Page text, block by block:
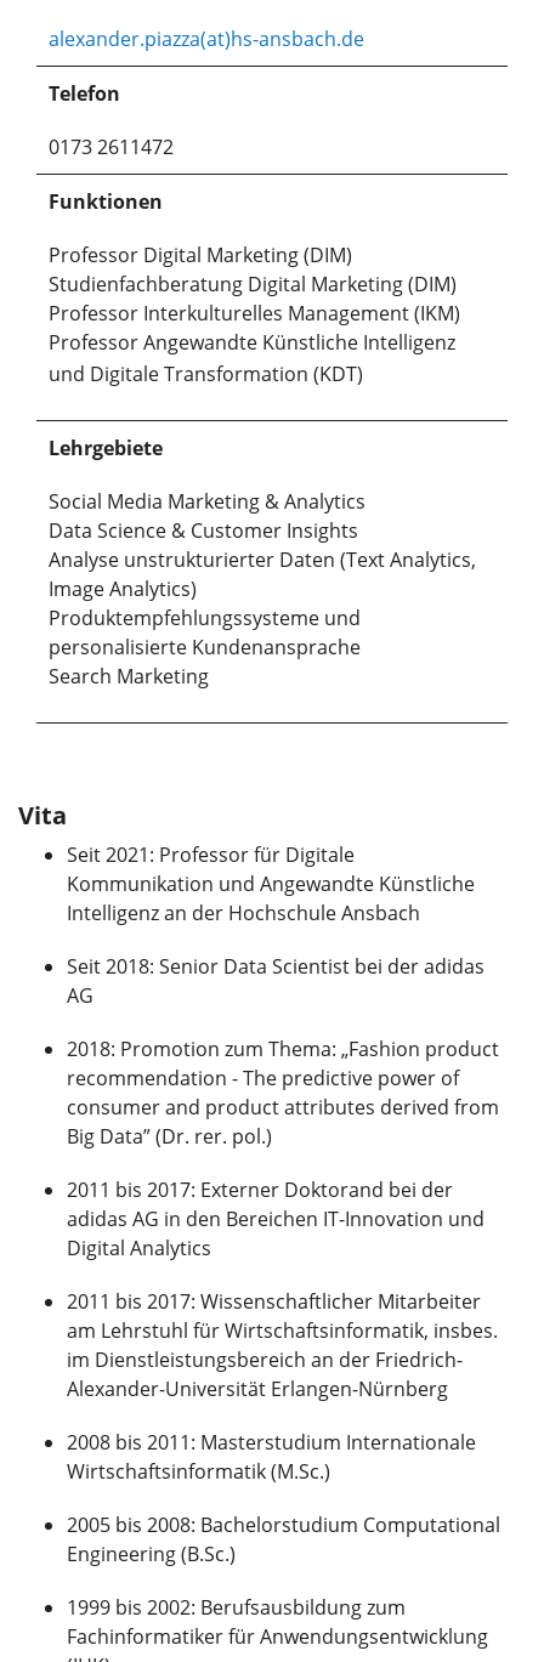
alexander.piazza(at)hs-ansbach.de
Telefon
0173 2611472
Funktionen
Professor Digital Marketing (DIM)
Studienfachberatung Digital Marketing (DIM)
Professor Interkulturelles Management (IKM)
Professor Angewandte Künstliche Intelligenz
und Digitale Transformation (KDT)
Lehrgebiete
Social Media Marketing & Analytics
Data Science & Customer Insights
Analyse unstrukturierter Daten (Text Analytics,
Image Analytics)
Produktempfehlungssysteme und
personalisierte Kundenansprache
Search Marketing
Vita
Seit 2021: Professor für Digitale
Kommunikation und Angewandte Künstliche
Intelligenz an der Hochschule Ansbach
Seit 2018: Senior Data Scientist bei der adidas
AG
2018: Promotion zum Thema: „Fashion product
recommendation - The predictive power of
consumer and product attributes derived from
Big Data” (Dr. rer. pol.)
2011 bis 2017: Externer Doktorand bei der
adidas AG in den Bereichen IT-Innovation und
Digital Analytics
2011 bis 2017: Wissenschaftlicher Mitarbeiter
am Lehrstuhl für Wirtschaftsinformatik, insbes.
im Dienstleistungsbereich an der Friedrich-
Alexander-Universität Erlangen-Nürnberg
2008 bis 2011: Masterstudium Internationale
Wirtschaftsinformatik (M.Sc.)
2005 bis 2008: Bachelorstudium Computational
Engineering (B.Sc.)
1999 bis 2002: Berufsausbildung zum
Fachinformatiker für Anwendungsentwicklung